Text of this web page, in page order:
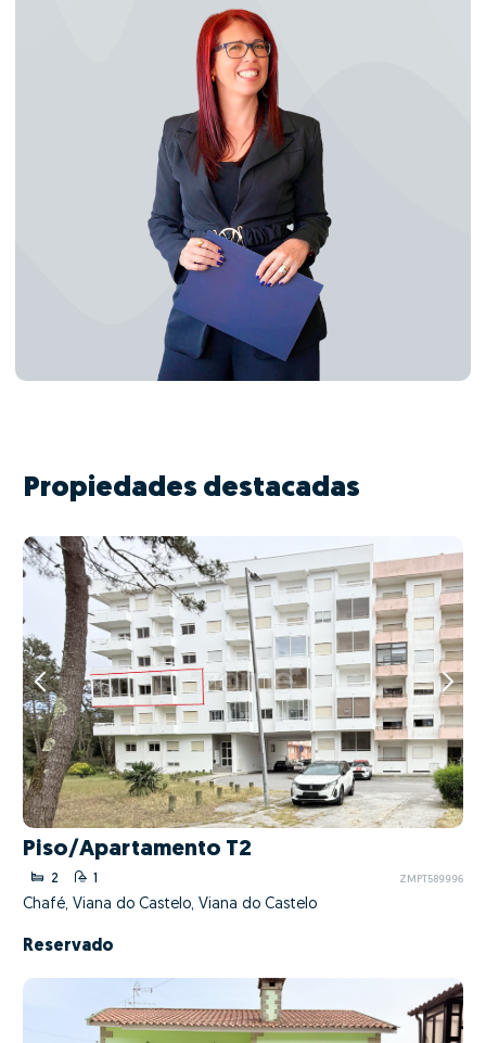
Propiedades destacadas
Piso/Apartamento T2
2 1 ZMPT589996
Chafé, Viana do Castelo, Viana do Castelo
Reservado